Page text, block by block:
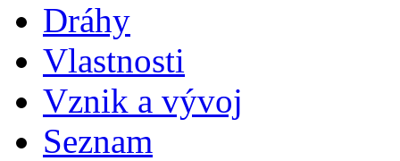
Dráhy
Vlastnosti
Vznik a vývoj
Seznam